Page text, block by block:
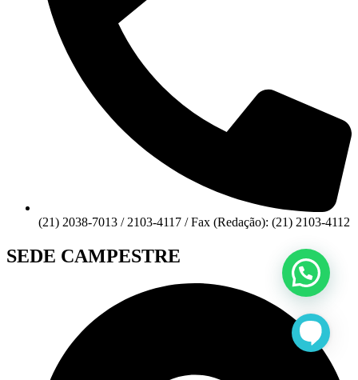
(21) 2038-7013 / 2103-4117 / Fax (Redação): (21) 2103-4112
SEDE CAMPESTRE